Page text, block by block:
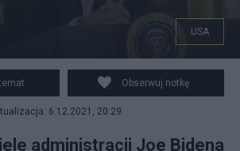
EPA/Al Drago / POOL
USA
Obserwuj notkę
6.12.2021, 20:29
administracji Joe Bidena